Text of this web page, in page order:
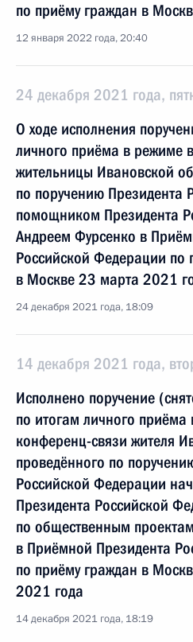
по приёму граждан в
12 января 2022 года, 20:40
24 декабря 2021 года,
О ходе исполнения
личного приёма в режиме
жительницы Ивановской
по поручению Президента
помощником Президента
Андреем Фурсенко в
Российской Федерации по
в Москве 23 марта 2021
24 декабря 2021 года, 18:09
14 декабря 2021 года,
Исполнено поручение
по итогам личного
конференц-связи жителя
проведённого по
Российской Федерации
Президента Российской
по общественным
в Приёмной Президента
по приёму граждан в
2021 года
14 декабря 2021 года, 18:19